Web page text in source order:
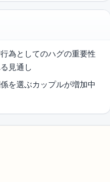
為としてのハグの重要性
見通し
を選ぶカップルが増加中